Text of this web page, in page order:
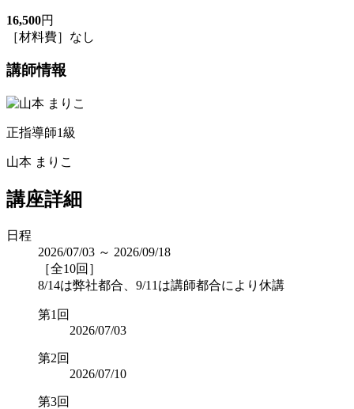
16,500円
［材料費］なし
講師情報
正指導師1級
山本 まりこ
講座詳細
日程
2026/07/03 ～ 2026/09/18
［全10回］
8/14は弊社都合、9/11は講師都合により休講
第1回
2026/07/03
第2回
2026/07/10
第3回